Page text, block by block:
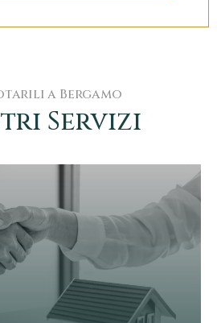
a Bergamo
Servizi